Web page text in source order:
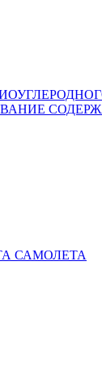
САМОЛЕТА